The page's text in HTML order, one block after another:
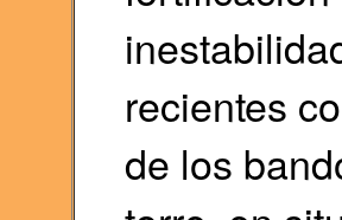
recientes
de los